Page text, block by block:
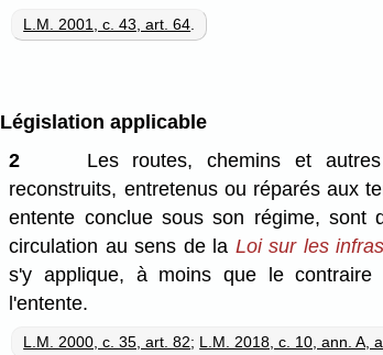
L.M. 2001, c. 43, art. 64
Législation applicable
2
Les routes, chemins et
reconstruits, entretenus ou réparés aux
entente conclue sous son régime, sont
circulation au sens de la Loi sur les
s'y applique, à moins que le
l'entente.
L.M. 2000, c. 35, art. 82; L.M. 2018, c. 10, ann. A,